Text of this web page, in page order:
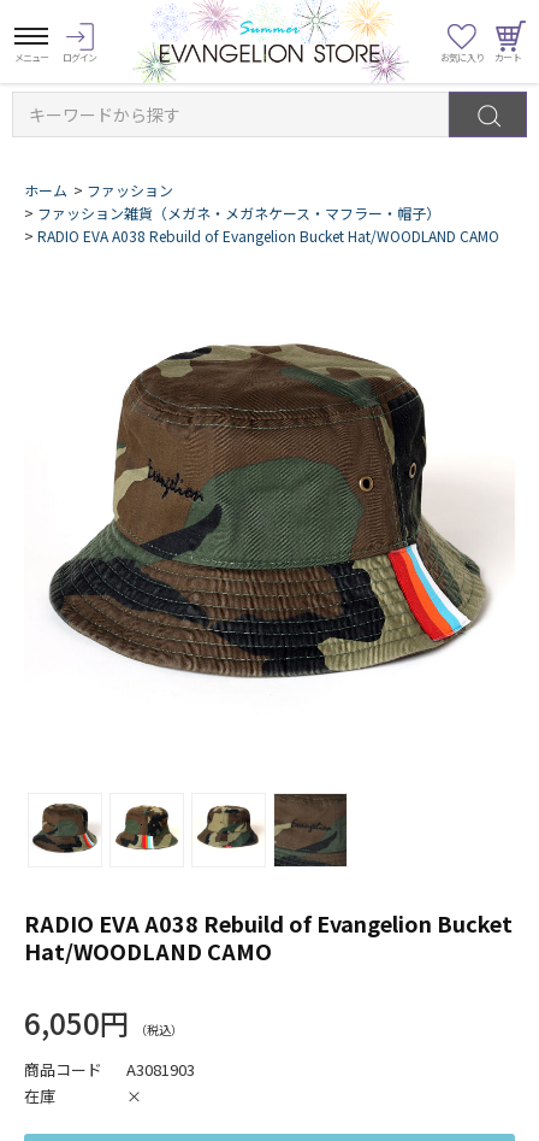
キーワードから探す
ホーム > ファッション
> ファッション雑貨（メガネ・メガネケース・マフラー・帽子）
> RADIO EVA A038 Rebuild of Evangelion Bucket Hat/WOODLAND CAMO
RADIO EVA A038 Rebuild of Evangelion Bucket
Hat/WOODLAND CAMO
6,050円
商品コード
A3081903
在庫
×